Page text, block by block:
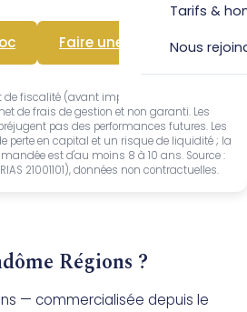
Tarifs &
Nous
Faire une simulation
fiscalité (avant impôt sur le revenu et
de frais de gestion et non garanti. Les
pas des performances futures. Les
perte en capital et un risque de liquidité ; la
est d'au moins 8 à 10 ans. Source :
21001101), données non contractuelles.
Régions ?
— commercialisée depuis le